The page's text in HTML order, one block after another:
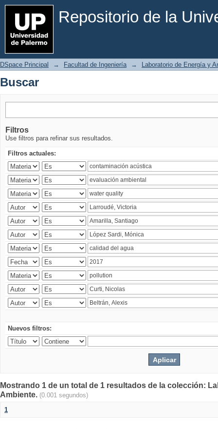
Repositorio de la
Buscar
DSpace Principal → Facultad de Ingeniería → Laboratorio de Energía y
Buscar
Filtros
Use filtros para refinar sus resultados.
Filtros actuales:
Nuevos filtros:
Mostrando 1 de un total de 1 resultados de la colección:
Ambiente. (0.001 segundos)
1